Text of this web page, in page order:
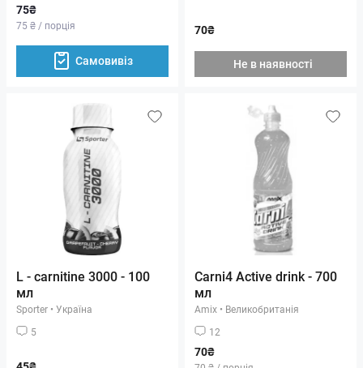
75₴
75 ₴ / порція
Самовивіз
70₴
Не в наявності
L - carnitine 3000 - 100
мл
Sporter • Україна
5
Carni4 Active drink - 700
мл
Amix • Великобританія
12
70₴